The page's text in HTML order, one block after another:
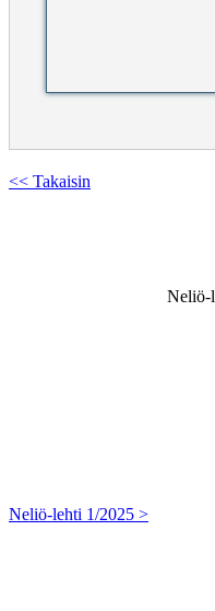
<< Takaisin
Neliö-
Neliö-lehti 1/2025 >